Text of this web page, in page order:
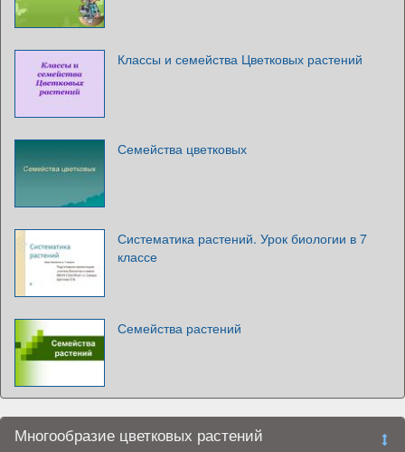
Классы и семейства Цветковых растений
Семейства цветковых
Систематика растений. Урок биологии в 7
классе
Семейства растений
Многообразие цветковых растений